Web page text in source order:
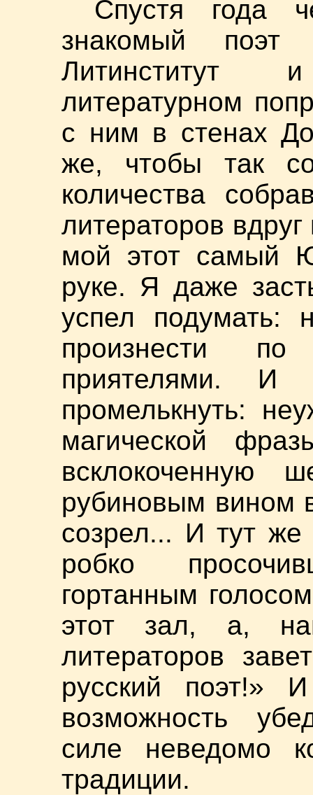
Спустя года
знакомый
Литинститут
литературном
с ним в стенах
же, чтобы так
количества
литераторов вдруг
мой этот самый
руке. Я даже
успел подумать:
произнести
приятелями. И
промелькнуть:
магической
всклокоченную
рубиновым вином
созрел... И тут
робко
гортанным
этот зал, а,
литераторов
русский
возможность
силе неведомо
традиции.